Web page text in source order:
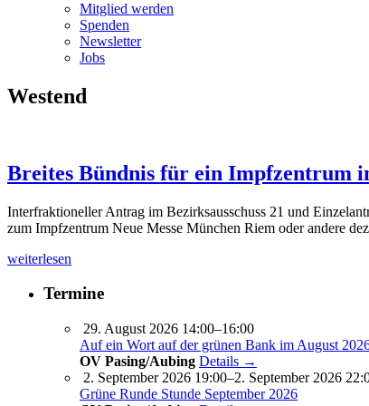
Mitglied werden
Spenden
Newsletter
Jobs
Westend
Breites Bündnis für ein Impfzentrum
Interfraktioneller Antrag im Bezirksausschuss 21 und
zum Impfzentrum Neue Messe München Riem oder andere
weiterlesen
Termine
29. August 2026 14:00–16:00
Auf ein Wort auf der grünen Bank im August
OV Pasing/Aubing Details →
2. September 2026 19:00–2. September 2026
Grüne Runde Stunde September 2026